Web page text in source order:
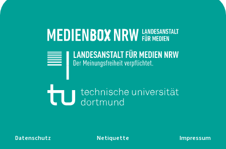
Datenschutz Netiquette Impressum